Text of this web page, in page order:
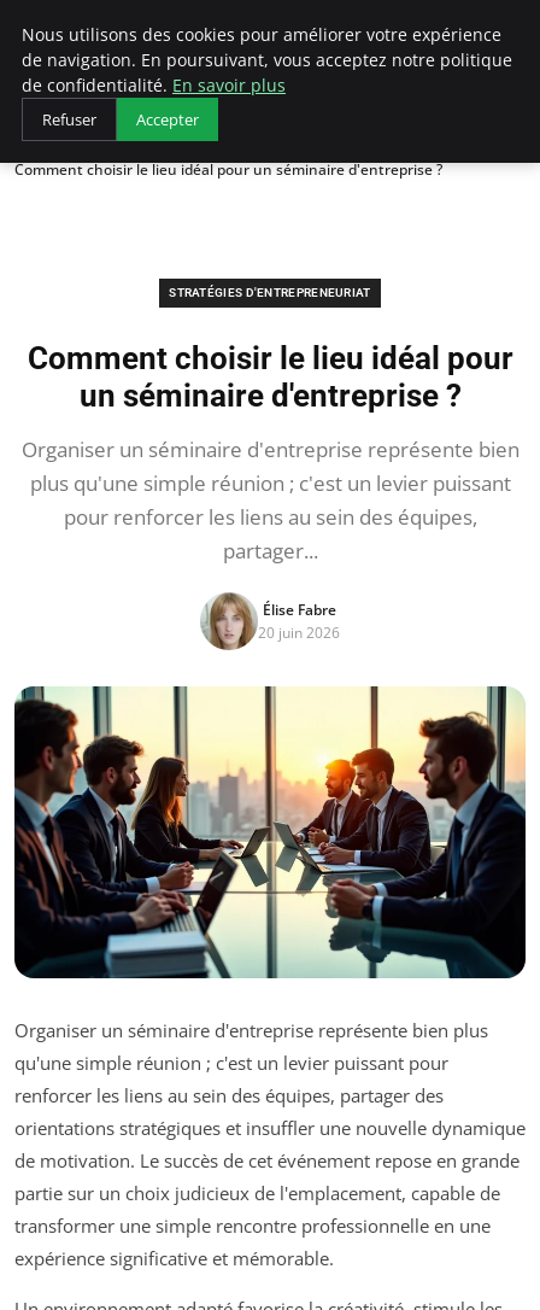
LECFCM
Accueil
Stratégies d'entrepreneuriat
Comment choisir le lieu idéal pour un séminaire d'entreprise ?
STRATÉGIES D'ENTREPRENEURIAT
Comment choisir le lieu idéal pour
un séminaire d'entreprise ?
Organiser un séminaire d'entreprise représente bien
plus qu'une simple réunion ; c'est un levier puissant
pour renforcer les liens au sein des équipes,
partager...
Élise Fabre
20 juin 2026
Organiser un séminaire d'entreprise représente bien plus
qu'une simple réunion ; c'est un levier puissant pour
renforcer les liens au sein des équipes, partager des
orientations stratégiques et insuffler une nouvelle dynamique
de motivation. Le succès de cet événement repose en grande
partie sur un choix judicieux de l'emplacement, capable de
transformer une simple rencontre professionnelle en une
expérience significative et mémorable.
Nous utilisons des cookies pour améliorer votre expérience
de navigation. En poursuivant, vous acceptez notre politique
de confidentialité. En savoir plus
Refuser Accepter